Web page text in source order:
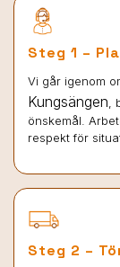
Steg 1 –
Vi går igenom
Kungsängen
önskemål.
respekt för
Steg 2 –